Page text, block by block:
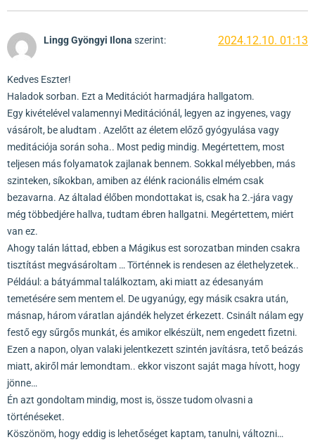
Lingg Gyöngyi Ilona szerint: 2024.12.10. 01:13
Kedves Eszter!
Haladok sorban. Ezt a Meditációt harmadjára hallgatom.
Egy kivételével valamennyi Meditációnál, legyen az ingyenes, vagy
vásárolt, be aludtam . Azelőtt az életem előző gyógyulása vagy
meditációja során soha.. Most pedig mindig. Megértettem, most
teljesen más folyamatok zajlanak bennem. Sokkal mélyebben, más
szinteken, síkokban, amiben az élénk racionális elmém csak
bezavarna. Az általad élőben mondottakat is, csak ha 2.-jára vagy
még többedjére hallva, tudtam ébren hallgatni. Megértettem, miért
van ez.
Ahogy talán láttad, ebben a Mágikus est sorozatban minden csakra
tisztítást megvásároltam … Történnek is rendesen az élethelyzetek..
Például: a bátyámmal találkoztam, aki miatt az édesanyám
temetésére sem mentem el. De ugyanúgy, egy másik csakra után,
másnap, három váratlan ajándék helyzet érkezett. Csinált nálam egy
festő egy sűrgős munkát, és amikor elkészült, nem engedett fizetni.
Ezen a napon, olyan valaki jelentkezett szintén javításra, tető beázás
miatt, akiről már lemondtam.. ekkor viszont saját maga hívott, hogy
jönne…
Én azt gondoltam mindig, most is, össze tudom olvasni a
történéseket.
Köszönöm, hogy eddig is lehetőséget kaptam, tanulni, változni…